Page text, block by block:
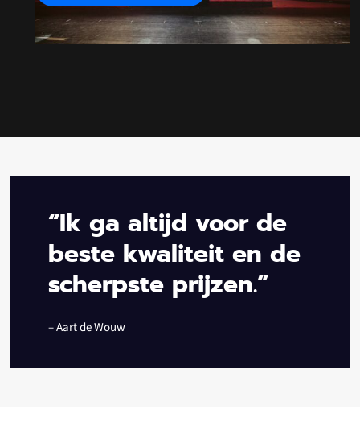
“Ik ga altijd voor de
beste kwaliteit en de
scherpste prijzen.”
– Aart de Wouw